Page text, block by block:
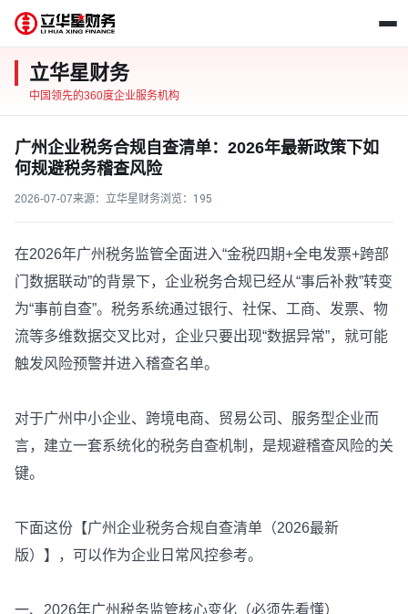
立华星财务
中国领先的360度企业服务机构
广州企业税务合规自查清单：2026年最新政策下如
何规避税务稽查风险
2026-07-07来源：立华星财务浏览： 195
在2026年广州税务监管全面进入“金税四期+全电发票+跨部
门数据联动”的背景下，企业税务合规已经从“事后补救”转变
为“事前自查”。税务系统通过银行、社保、工商、发票、物
流等多维数据交叉比对，企业只要出现“数据异常”，就可能
触发风险预警并进入稽查名单。
对于广州中小企业、跨境电商、贸易公司、服务型企业而
言，建立一套系统化的税务自查机制，是规避稽查风险的关
键。
下面这份【广州企业税务合规自查清单（2026最新
版）】，可以作为企业日常风控参考。
一、2026年广州税务监管核心变化（必须先看懂）